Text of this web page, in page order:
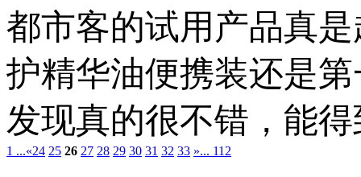
都市客的试用产品真
护精华油便携装还是
发现真的很不错，能
1 ...«24 25 26 27 28 29 30 31 32 33 »... 112